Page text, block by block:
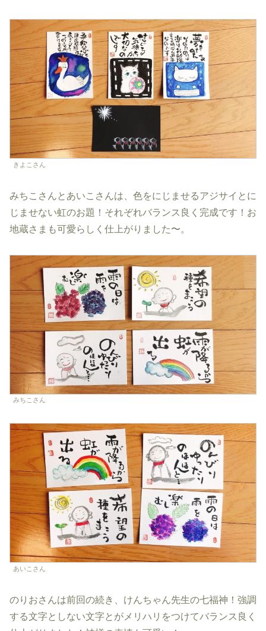
きよこさん
みちこさんとあいこさんは、色をにじませるアジサイとに
じませない虹のお題！それぞれバランス良く完成です！お
地蔵さまも可愛らしく仕上がりました〜。
みちこさん
あいこさん
のりおさんは前回の続き、けんちゃん先生の七福神！強調
する文字としない文字とがメリハリをつけてバランス良く